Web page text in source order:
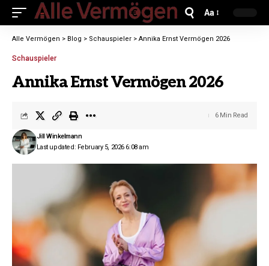
Aa
Alle Vermögen > Blog > Schauspieler > Annika Ernst Vermögen 2026
Schauspieler
Annika Ernst Vermögen 2026
Last updated: February 5, 2026 6:08 am
Jill Winkelmann
6 Min Read